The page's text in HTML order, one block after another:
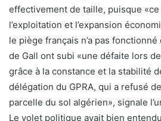
effectivement de taille, puisque
l’exploitation et l’expansion
le piège français n’a pas
de Gall ont subi «une défaite lors
grâce à la constance et la stabilité
délégation du GPRA, qui a refusé
parcelle du sol algérien», signale
Le volet politique avait bien